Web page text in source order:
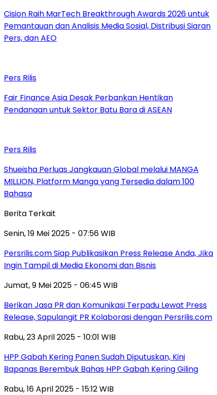
Cision Raih MarTech Breakthrough Awards 2026 untuk
Pemantauan dan Analisis Media Sosial, Distribusi Siaran
Pers, dan AEO
Pers Rilis
Fair Finance Asia Desak Perbankan Hentikan
Pendanaan untuk Sektor Batu Bara di ASEAN
Pers Rilis
Shueisha Perluas Jangkauan Global melalui MANGA
MILLION, Platform Manga yang Tersedia dalam 100
Bahasa
Berita Terkait
Senin, 19 Mei 2025 - 07:56 WIB
Persrilis.com Siap Publikasikan Press Release Anda, Jika
Ingin Tampil di Media Ekonomi dan Bisnis
Jumat, 9 Mei 2025 - 06:45 WIB
Berikan Jasa PR dan Komunikasi Terpadu Lewat Press
Release, Sapulangit PR Kolaborasi dengan Persrilis.com
Rabu, 23 April 2025 - 10:01 WIB
HPP Gabah Kering Panen Sudah Diputuskan, Kini
Bapanas Berembuk Bahas HPP Gabah Kering Giling
Rabu, 16 April 2025 - 15:12 WIB